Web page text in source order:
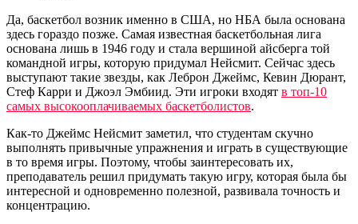
Да, баскетбол возник именно в США, но НБА была основана
здесь гораздо позже. Самая известная баскетбольная лига
основана лишь в 1946 году и стала вершиной айсберга той
командной игры, которую придумал Нейсмит. Сейчас здесь
выступают такие звезды, как Леброн Джеймс, Кевин Дюрант,
Стеф Карри и Джоэл Эмбиид. Эти игроки входят в топ-10
самых высокооплачиваемых баскетболистов.
Как-то Джеймс Нейсмит заметил, что студентам скучно
выполнять привычные упражнения и играть в существующие
в то время игры. Поэтому, чтобы заинтересовать их,
преподаватель решил придумать такую игру, которая была бы
интересной и одновременно полезной, развивала точность и
концентрацию.